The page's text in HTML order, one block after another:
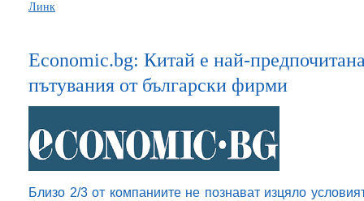
Линк
Economic.bg: Китай е най-
пътувания от български фирми
Близо 2/3 от компаниите не познават изцяло